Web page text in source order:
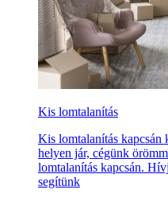
Kis lomtalanítás
Kis lomtalanítás kapcsán
helyen jár, cégünk
lomtalanítás kapcsán.
segítünk